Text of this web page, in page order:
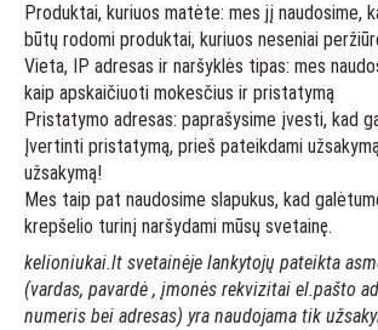
Produktai, kuriuos matėte: mes jį naudosime,
būtų rodomi produktai, kuriuos neseniai
Vieta, IP adresas ir naršyklės tipas: mes
kaip apskaičiuoti mokesčius ir pristatymą
Pristatymo adresas: paprašysime įvesti, kad
Įvertinti pristatymą, prieš pateikdami
užsakymą!
Mes taip pat naudosime slapukus, kad
krepšelio turinį naršydami mūsų svetainę.
kelioniukai.lt svetainėje lankytojų pateikta
(vardas, pavardė , įmonės rekvizitai el.pašto
numeris bei adresas) yra naudojama tik